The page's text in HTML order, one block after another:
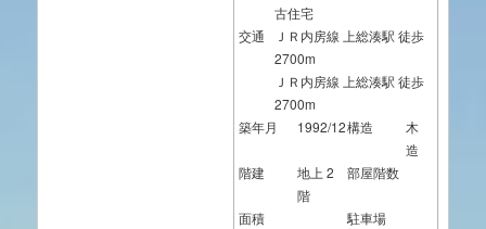
古住宅
交通
ＪＲ内房線 上総湊駅 徒歩
2700m
ＪＲ内房線 上総湊駅 徒歩
2700m
築年月
1992/12構造
木
造
階建
地上 2
階
部屋階数
面積
駐車場